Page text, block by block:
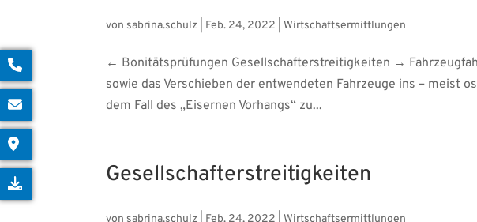
vonsabrina.schulz Feb. 24, 2022 |Wirtschaftsermittlungen
← Bonitätsprüfungen Gesellschafterstreitigkeiten →
sowie das Verschieben der entwendeten Fahrzeuge ins – meist
dem Fall des „Eisernen Vorhangs“ zu...
Gesellschafterstreitigkeiten
vonsabrina.schulz Feb. 24, 2022 |Wirtschaftsermittlungen